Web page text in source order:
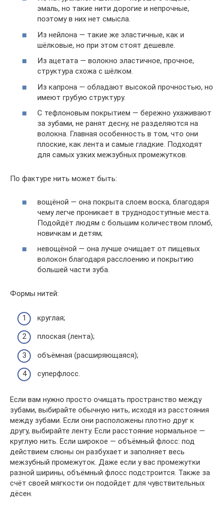
эмаль, но такие нити дорогие и непрочные,
поэтому в них нет смысла.
Из нейлона — такие же эластичные, как и
шёлковые, но при этом стоят дешевле.
Из ацетата — волокно эластичное, прочное,
структура схожа с шёлком.
Из капрона — обладают высокой прочностью, но
имеют грубую структуру.
С тефлоновым покрытием — бережно ухаживают
за зубами, не ранят десну, не разделяются на
волокна. Главная особенность в том, что они
плоские, как лента и самые гладкие. Подходят
для самых узких межзубных промежутков.
По фактуре нить может быть:
вощёной — она покрыта слоем воска, благодаря
чему легче проникает в труднодоступные места.
Подойдёт людям с большим количеством пломб,
новичкам и детям;
невощёной — она лучше очищает от пищевых
волокон благодаря расслоению и покрытию
большей части зуба.
Формы нитей:
круглая;
плоская (лента);
объёмная (расширяющаяся);
суперфлосс.
Если вам нужно просто очищать пространство между
зубами, выбирайте обычную нить, исходя из расстояния
между зубами. Если они расположены плотно друг к
другу, выбирайте ленту. Если расстояние нормальное —
круглую нить. Если широкое — объёмный флосс: под
действием слюны он разбухает и заполняет весь
межзубный промежуток. Даже если у вас промежутки
разной ширины, объёмный флосс подстроится. Также за
счёт своей мягкости он подойдет для чувствительных
дёсен.